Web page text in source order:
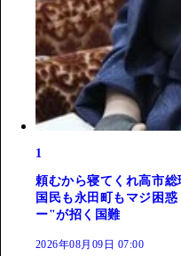
1
頼むから寝てくれ高市
国民も永田町もマジ困
ー"が招く国難
2026年08月09日 07:00